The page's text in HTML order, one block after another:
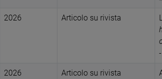
2026 Articolo su rivista
-
2026 Articolo su rivista